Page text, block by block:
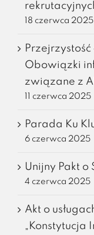
18 czerwca 2025
Obowiązki
związane z AI
11 czerwca 2025
Parada Ku
6 czerwca 2025
Unijny Pakt o
4 czerwca 2025
Akt o
„Konstytucja